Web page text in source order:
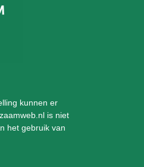
kunnen er
is niet
het gebruik van